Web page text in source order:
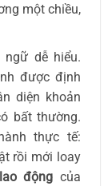
một chiều,
ngữ dễ hiểu.
được định
diện khoản
bất thường.
thực tế:
rồi mới loay
động của